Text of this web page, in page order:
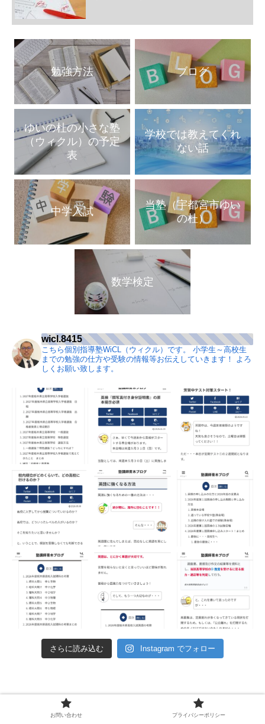
勉強方法 ブログ
ゆいの杜の小さな塾
（ウィクル）の予定
表
学校では教えてくれ
ない話
中学入試
当塾（宇都宮市ゆい
の杜）
数学検定
wicl.8415
こちら個別指導塾WiCL（ウィクル）です。
小学生～高校生
までの勉強の仕方や受験の情報等お伝えしていきます！
よろ
しくお願い致します。
さらに読み込む Instagram でフォロー
お問い合わせ プライバシーポリシー